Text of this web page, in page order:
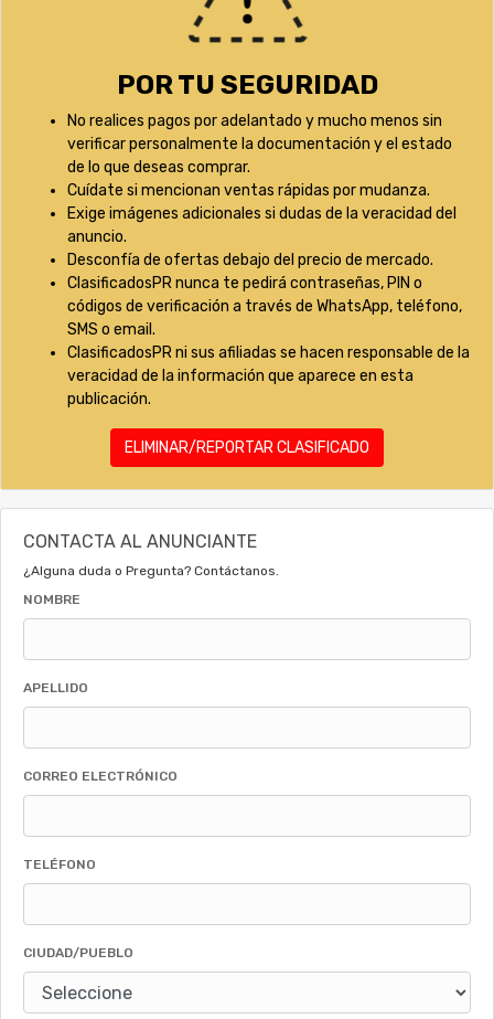
POR TU SEGURIDAD
No realices pagos por adelantado y mucho menos sin
verificar personalmente la documentación y el estado
de lo que deseas comprar.
Cuídate si mencionan ventas rápidas por mudanza.
Exige imágenes adicionales si dudas de la veracidad del
anuncio.
Desconfía de ofertas debajo del precio de mercado.
ClasificadosPR nunca te pedirá contraseñas, PIN o
códigos de verificación a través de WhatsApp, teléfono,
SMS o email.
ClasificadosPR ni sus afiliadas se hacen responsable de la
veracidad de la información que aparece en esta
publicación.
ELIMINAR/REPORTAR CLASIFICADO
CONTACTA AL ANUNCIANTE
¿Alguna duda o Pregunta? Contáctanos.
NOMBRE
APELLIDO
CORREO ELECTRÓNICO
TELÉFONO
CIUDAD/PUEBLO